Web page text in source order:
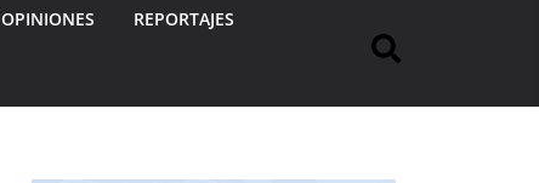
OPINIONES REPORTAJES